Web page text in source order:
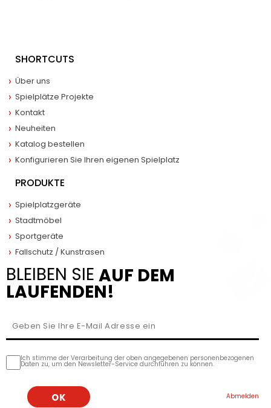
SHORTCUTS
Über uns
Spielplätze Projekte
Kontakt
Neuheiten
Katalog bestellen
Konfigurieren Sie Ihren eigenen Spielplatz
PRODUKTE
Spielplatzgeräte
Stadtmöbel
Sportgeräte
Fallschutz / Kunstrasen
BLEIBEN SIE AUF DEM
LAUFENDEN!
Ich stimme der Verarbeitung der oben angegebenen personenbezogenen
Daten zu, um den Newsletter-Service durchführen zu können.